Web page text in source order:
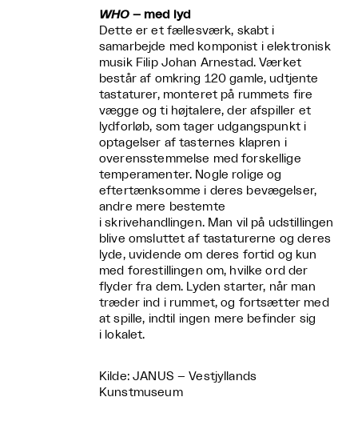
WHO– med lyd
Dette er et fællesværk, skabt i
samarbejde med komponist i elektronisk
musik Filip Johan Arnestad. Værket
består af omkring 120 gamle, udtjente
tastaturer, monteret på rummets fire
vægge og ti højtalere, der afspiller et
lydforløb, som tager udgangspunkt i
optagelser af tasternes klapren i
overensstemmelse med forskellige
temperamenter. Nogle rolige og
eftertænksomme i deres bevægelser,
andre mere bestemte
i skrivehandlingen. Man vil på udstillingen
blive omsluttet af tastaturerne og deres
lyde, uvidende om deres fortid og kun
med forestillingen om, hvilke ord der
flyder fra dem. Lyden starter, når man
træder ind i rummet, og fortsætter med
at spille, indtil ingen mere befinder sig
i lokalet.
Kilde: JANUS – Vestjyllands
Kunstmuseum